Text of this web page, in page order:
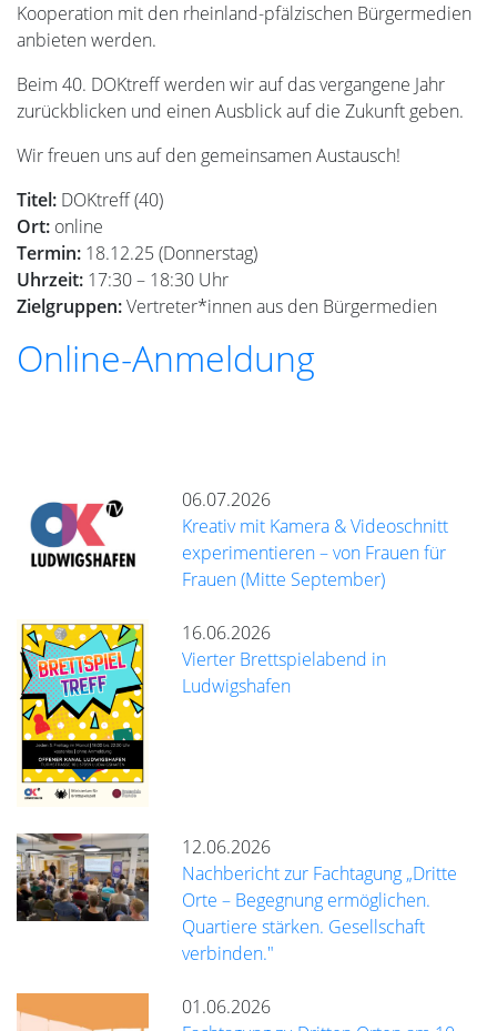
Kooperation mit den rheinland-pfälzischen Bürgermedien
anbieten werden.
Beim 40. DOKtreff werden wir auf das vergangene Jahr
zurückblicken und einen Ausblick auf die Zukunft geben.
Wir freuen uns auf den gemeinsamen Austausch!
Titel: DOKtreff (40)
Ort: online
Termin: 18.12.25 (Donnerstag)
Uhrzeit: 17:30 – 18:30 Uhr
Zielgruppen:Vertreter*innen aus den Bürgermedien
Online-Anmeldung
06.07.2026
Kreativ mit Kamera & Videoschnitt
experimentieren – von Frauen für
Frauen (Mitte September)
16.06.2026
Vierter Brettspielabend in
Ludwigshafen
12.06.2026
Nachbericht zur Fachtagung „Dritte
Orte – Begegnung ermöglichen.
Quartiere stärken. Gesellschaft
verbinden."
01.06.2026